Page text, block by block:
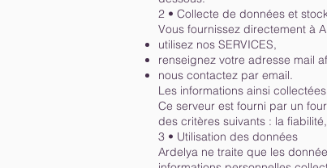
2 • Collecte de données et
Vous fournissez directement à
utilisez nos SERVICES,
renseignez votre adresse mail
nous contactez par email.
Les informations ainsi
Ce serveur est fourni par un
des critères suivants : la
3 • Utilisation des données
Ardelya ne traite que les